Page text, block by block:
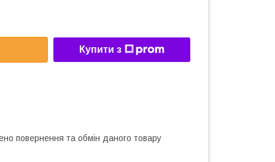
Купити з
повернення та обмін даного товару